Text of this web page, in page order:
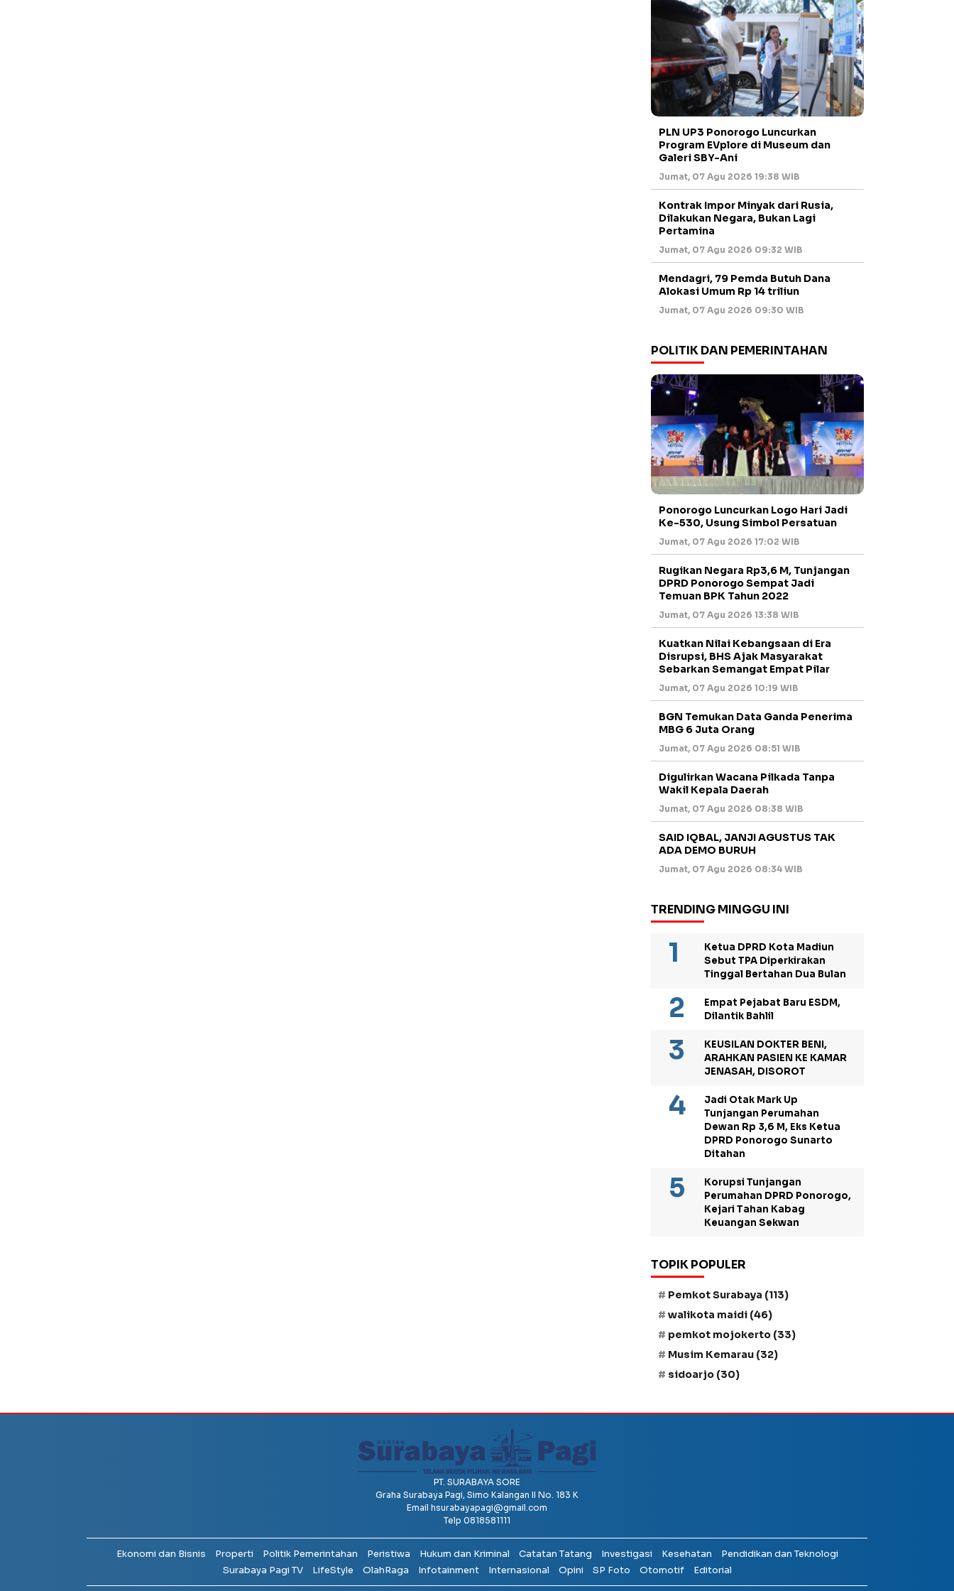
PLN UP3 Ponorogo Luncurkan
Program EVplore di Museum dan
Galeri SBY-Ani
Jumat, 07 Agu 2026 19:38 WIB
Kontrak Impor Minyak dari Rusia,
Dilakukan Negara, Bukan Lagi
Pertamina
Jumat, 07 Agu 2026 09:32 WIB
Mendagri, 79 Pemda Butuh Dana
Alokasi Umum Rp 14 triliun
Jumat, 07 Agu 2026 09:30 WIB
POLITIK DAN PEMERINTAHAN
Ponorogo Luncurkan Logo Hari Jadi
Ke-530, Usung Simbol Persatuan
Jumat, 07 Agu 2026 17:02 WIB
Rugikan Negara Rp3,6 M, Tunjangan
DPRD Ponorogo Sempat Jadi
Temuan BPK Tahun 2022
Jumat, 07 Agu 2026 13:38 WIB
Kuatkan Nilai Kebangsaan di Era
Disrupsi, BHS Ajak Masyarakat
Sebarkan Semangat Empat Pilar
Jumat, 07 Agu 2026 10:19 WIB
BGN Temukan Data Ganda Penerima
MBG 6 Juta Orang
Jumat, 07 Agu 2026 08:51 WIB
Digulirkan Wacana Pilkada Tanpa
Wakil Kepala Daerah
Jumat, 07 Agu 2026 08:38 WIB
SAID IQBAL, JANJI AGUSTUS TAK
ADA DEMO BURUH
Jumat, 07 Agu 2026 08:34 WIB
TRENDING MINGGU INI
Ketua DPRD Kota Madiun
Sebut TPA Diperkirakan
Tinggal Bertahan Dua Bulan
Empat Pejabat Baru ESDM,
Dilantik Bahlil
KEUSILAN DOKTER BENI,
ARAHKAN PASIEN KE KAMAR
JENASAH, DISOROT
Jadi Otak Mark Up
Tunjangan Perumahan
Dewan Rp 3,6 M, Eks Ketua
DPRD Ponorogo Sunarto
Ditahan
Korupsi Tunjangan
Perumahan DPRD Ponorogo,
Kejari Tahan Kabag
Keuangan Sekwan
TOPIK POPULER
Pemkot Surabaya (113)
walikota maidi (46)
pemkot mojokerto (33)
Musim Kemarau (32)
sidoarjo (30)
PT. SURABAYA SORE
Graha Surabaya Pagi, Simo Kalangan II No. 183 K
Email hsurabayapagi@gmail.com
Telp 0818581111
Ekonomi dan Bisnis Properti Politik Pemerintahan Peristiwa Hukum dan Kriminal Catatan Tatang Investigasi Kesehatan
Pendidikan dan Teknologi
Surabaya Pagi TV
LifeStyle OlahRaga Infotainment Internasional Opini SP Foto Otomotif Editorial